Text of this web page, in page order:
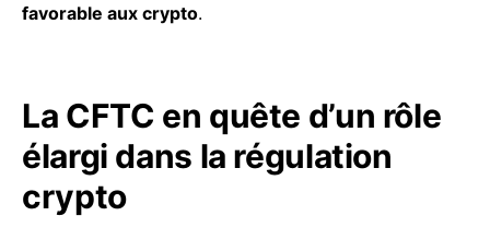
favorable aux crypto.
La CFTC en quête d’un rôle
élargi dans la régulation
crypto